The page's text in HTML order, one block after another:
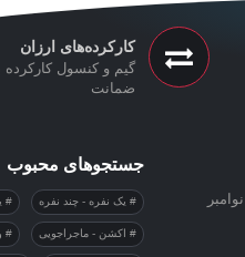
کارکرده‌های ارزان
گیم و کنسول کارکرده
ضمانت
جستجوهای محبوب
یک نفره - چند نفره
اکشن - ماجراجویی